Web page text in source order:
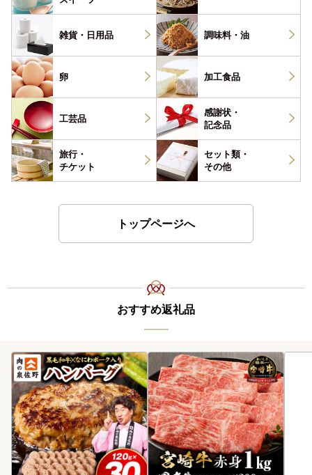
雑貨・ 日用品 調味料・ 油
卵 加工食品
工芸品
感謝状・
記念品
旅行・
チケット
セット類・
その他
トップページへ
おすすめ返礼品